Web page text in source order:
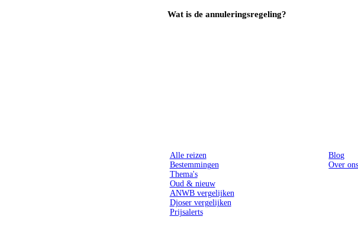
Wat is de annuleringsregeling?
Alle reizen
Bestemmingen
Thema's
Oud & nieuw
ANWB vergelijken
Djoser vergelijken
Prijsalerts
Blog
Over ons